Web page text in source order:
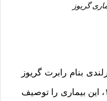
گریوز
بنام رابرت گریوز
گرفته است که اولین بار در سال ۱۹۸۰، این بیماری را توصیف